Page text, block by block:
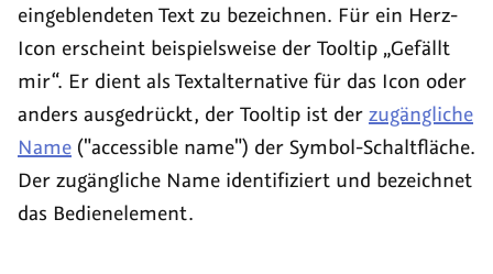
eingeblendeten Text zu bezeichnen. Für ein Herz-
Icon erscheint beispielsweise der Tooltip „Gefällt
mir“. Er dient als Textalternative für das Icon oder
anders ausgedrückt, der Tooltip ist der zugängliche
Name ("accessible name") der Symbol-Schaltfläche.
Der zugängliche Name identifiziert und bezeichnet
das Bedienelement.